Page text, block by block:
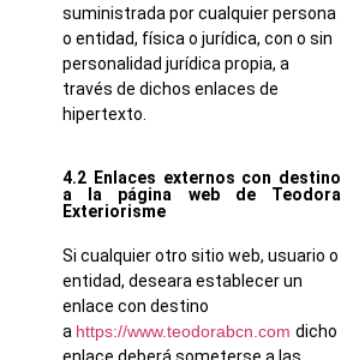
suministrada por cualquier persona
o entidad, física o jurídica, con o sin
personalidad jurídica propia, a
través de dichos enlaces de
hipertexto.
4.2 Enlaces externos con destino
a la página web de Teodora
Exteriorisme
Si cualquier otro sitio web, usuario o
entidad, deseara establecer un
enlace con destino
a https://www.teodorabcn.comdicho
enlace deberá someterse a las